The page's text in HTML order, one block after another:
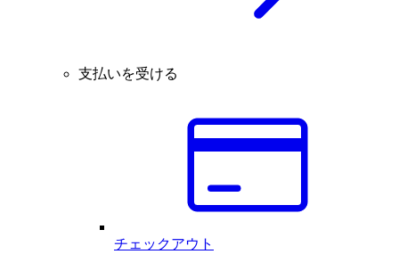
支払いを受ける
チェックアウト